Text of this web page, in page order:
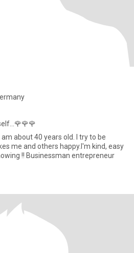
me and others happy.I'm kind, easy
!! Businessman entrepreneur